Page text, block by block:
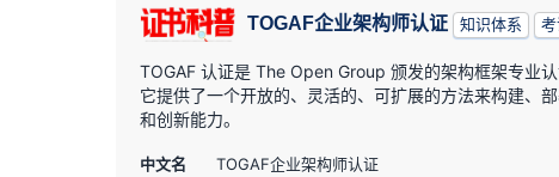
TOGAF企业架构师认证 知识体系
TOGAF 认证是 The Open Group 颁发的架构框架专业
它提供了一个开放的、灵活的、可扩展的方法来构建、
和创新能力。
中文名 TOGAF企业架构师认证